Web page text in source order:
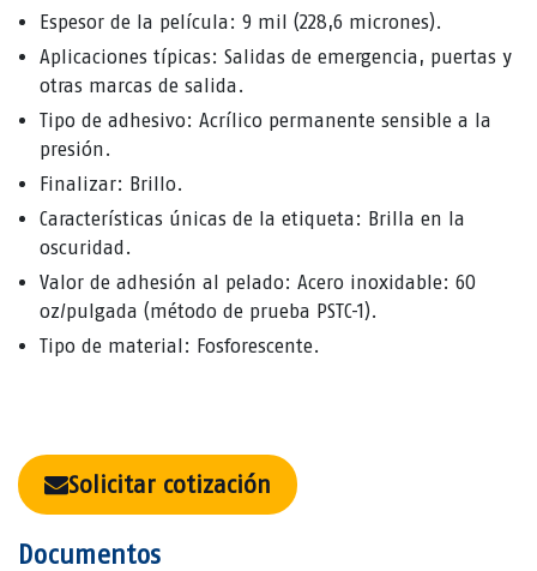
Espesor de la película: 9 mil (228,6 micrones).
Aplicaciones típicas: Salidas de emergencia, puertas y
otras marcas de salida.
Tipo de adhesivo: Acrílico permanente sensible a la
presión.
Finalizar: Brillo.
Características únicas de la etiqueta: Brilla en la
oscuridad.
Valor de adhesión al pelado: Acero inoxidable: 60
oz/pulgada (método de prueba PSTC-1).
Tipo de material: Fosforescente.
Solicitar cotización
Documentos